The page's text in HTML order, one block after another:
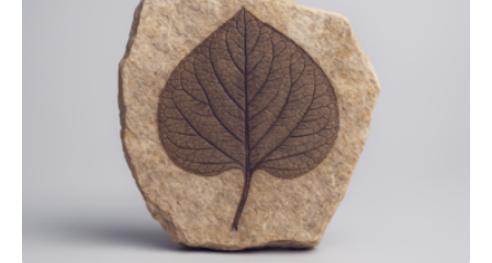
und Dr. Ismaila Francis Yusuf hat nun einen bislang
unbekannten Qualitätskontrollmechanismus des
peroxisomalen Proteintransports in der Bäckerhefe
Saccharomyces cerevisiae entdeckt, der für die
Funktionsfähigkeit der Organellen entscheidend ist. Die
Studie wurde am 28. Oktober 2025 in der
Fachzeitschrift…